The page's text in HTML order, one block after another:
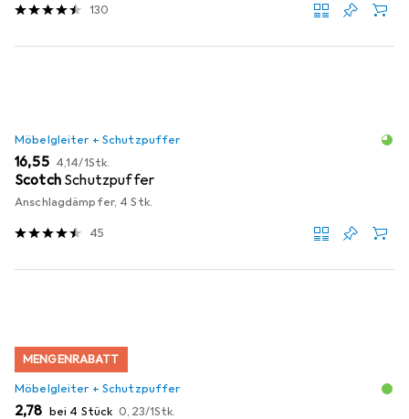
130
Möbelgleiter + Schutzpuffer
EUR
16,55 EUR
4,14/1Stk.
Scotch Schutzpuffer
Anschlagdämpfer, 4 Stk.
45
MENGENRABATT
Möbelgleiter + Schutzpuffer
EUR
2,78 bei 4 Stück EUR
0,23/1Stk.